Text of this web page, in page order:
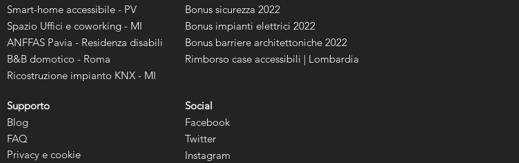
Smart-home accessibile - PV
Spazio Uffici e coworking - MI
ANFFAS Pavia - Residenza disabili
B&B domotico - Roma
Bonus sicurezza 2022
Bonus impianti elettrici 2022
Bonus barriere architettoniche 2022
Rimborso case accessibili | Lombardia
Ricostruzione impianto KNX - MI
Supporto
Blog
FAQ
Privacy e cookie
Social
Facebook
Twitter
Instagram